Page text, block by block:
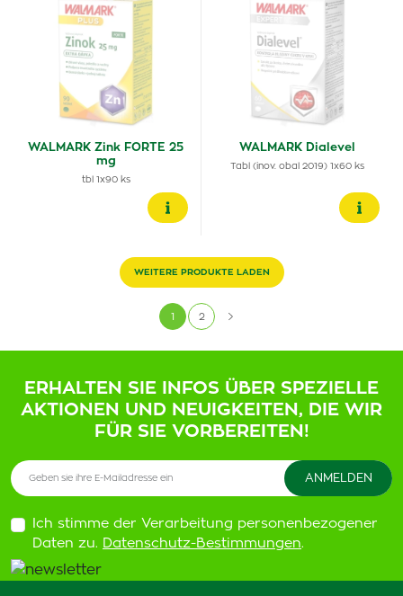
WALMARK Zink FORTE 25
mg
tbl 1x90 ks
WALMARK Dialevel
Tabl (inov. obal 2019) 1x60 ks
WEITERE PRODUKTE LADEN
1 2
ERHALTEN SIE INFOS ÜBER SPEZIELLE
AKTIONEN UND NEUIGKEITEN, DIE WIR
FÜR SIE VORBEREITEN!
Ich stimme der Verarbeitung personenbezogener
Daten zu. Datenschutz-Bestimmungen.